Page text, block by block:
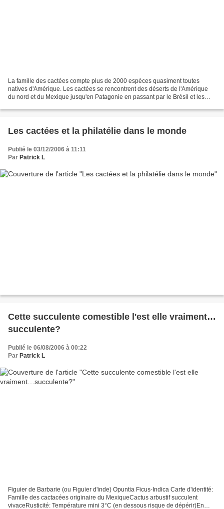
La famille des cactées compte plus de 2000 espèces quasiment toutes
natives d'Amérique. Les cactées se rencontrent des déserts de l'Amérique
du nord et du Mexique jusqu'en Patagonie en passant par le Brésil et les
Les cactées et la philatélie dans le monde
Publié le 03/12/2006 à 11:11
Par Patrick L
Cette succulente comestible l'est elle vraiment…
succulente?
Publié le 06/08/2006 à 00:22
Par Patrick L
Figuier de Barbarie (ou Figuier d'inde) Opuntia Ficus-Indica Carte d'identité:
Famille des cactacées originaire du MexiqueCactus arbustif succulent
vivaceRusticité: Température mini 3°C (en dessous risque de dépérir)En